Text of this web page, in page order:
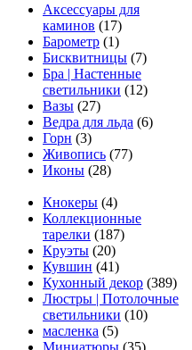
Аксессуары для
каминов (17)
Барометр (1)
Бисквитницы (7)
Бра | Настенные
светильники (12)
Вазы (27)
Ведра для льда (6)
Горн (3)
Живопись (77)
Иконы (28)
Кнокеры (4)
Коллекционные
тарелки (187)
Круэты (20)
Кувшин (41)
Кухонный декор (389)
Люстры | Потолочные
светильники (10)
масленка (5)
Миниатюры (35)